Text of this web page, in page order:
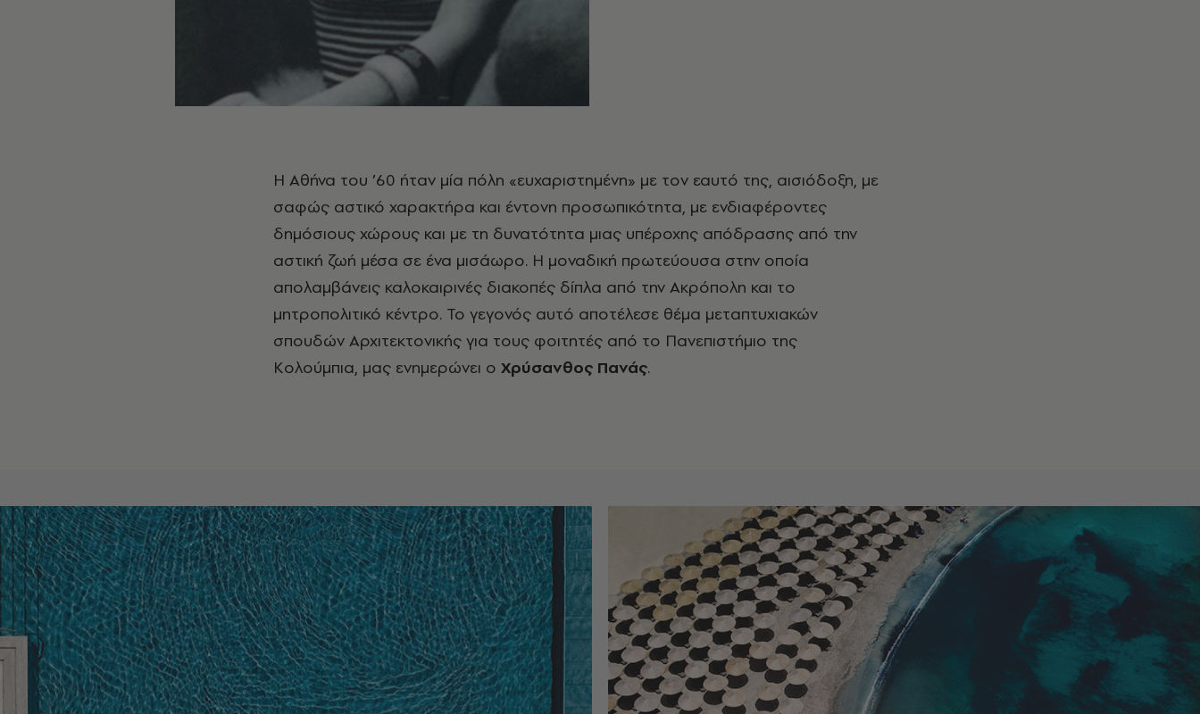
Η Αθήνα του ’60 ήταν μία πόλη «ευχαριστημένη» με τον εαυτό της, αισιόδοξη, με
σαφώς αστικό χαρακτήρα και έντονη προσωπικότητα, με ενδιαφέροντες
δημόσιους χώρους και με τη δυνατότητα μιας υπέροχης απόδρασης από την
αστική ζωή μέσα σε ένα μισάωρο. Η μοναδική πρωτεύουσα στην οποία
απολαμβάνεις καλοκαιρινές διακοπές δίπλα από την Ακρόπολη και το
μητροπολιτικό κέντρο. Το γεγονός αυτό αποτέλεσε θέμα μεταπτυχιακών
σπουδών Αρχιτεκτονικής για τους φοιτητές από το Πανεπιστήμιο της
Κολούμπια, μας ενημερώνει ο Χρύσανθος Πανάς.